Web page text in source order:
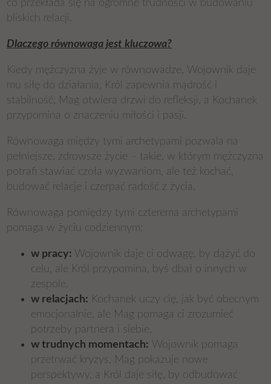
co przekłada się na ogromne trudności w budowaniu
bliskich relacji.
Dlaczego równowaga jest kluczowa?
Kiedy mężczyzna żyje w równowadze, Wojownik daje
mu siłę do działania, Król zapewnia mądrość i
stabilność, Mag otwiera drzwi do refleksji, a Kochanek
przypomina o znaczeniu miłości i pasji.
Równowaga między tymi archetypami pozwala na
pełniejsze, zdrowsze życie – takie, w którym mężczyzna
potrafi stawiać czoła wyzwaniom, ale też kochać,
budować relacje i czerpać radość z życia.
Równowaga pomiędzy tymi czterema archetypami
pomaga w życiu codziennym:
w pracy: Wojownik daje ci odwagę, by dążyć do
celu, ale Król przypomina, byś dbał o innych w
zespole.
w relacjach: Kochanek uczy cię, jak być obecnym
emocjonalnie, ale Mag pomaga ci zrozumieć
potrzeby partnera i siebie.
w trudnych momentach: Wojownik pomaga
przetrwać kryzys, Mag pokazuje nowe
perspektywy, a Król daje siłę, by odbudować